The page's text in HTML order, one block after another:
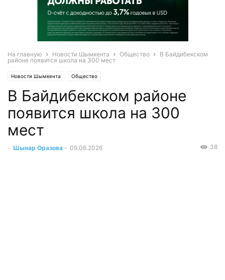
На главную Новости Шымкента Общество
В Байдибекском
районе появится школа на 300 мест
Новости Шымкента Общество
В Байдибекском районе
появится школа на 300
мест
- Шынар Оразова - 09.06.2026 38